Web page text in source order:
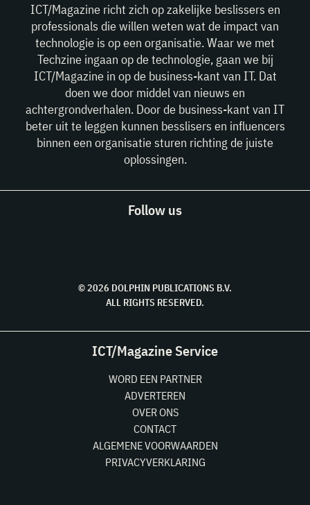
ICT/Magazine richt zich op zakelijke beslissers en
professionals die willen weten wat de impact van
technologie is op een organisatie. Waar we met
Techzine ingaan op de technologie, gaan we bij
ICT/Magazine in op de business-kant van IT. Dat
doen we door middel van nieuws en
achtergrondverhalen. Door de business-kant van IT
beter uit te leggen kunnen besslisers en influencers
binnen een organisatie sturen richting de juiste
oplossingen.
Follow us
© 2026 DOLPHIN PUBLICATIONS B.V.
ALL RIGHTS RESERVED.
ICT/Magazine Service
WORD EEN PARTNER
ADVERTEREN
OVER ONS
CONTACT
ALGEMENE VOORWAARDEN
PRIVACYVERKLARING